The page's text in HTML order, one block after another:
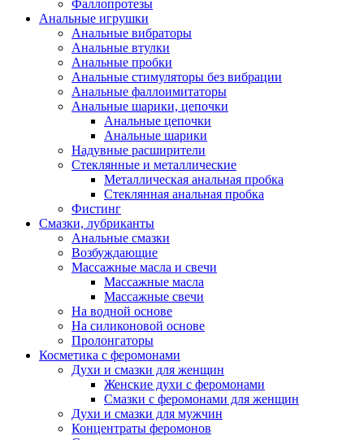
Фаллопротезы
Анальные игрушки
Анальные вибраторы
Анальные втулки
Анальные пробки
Анальные стимуляторы без вибрации
Анальные фаллоимитаторы
Анальные шарики, цепочки
Анальные цепочки
Анальные шарики
Надувные расширители
Стеклянные и металлические
Металлическая анальная пробка
Стеклянная анальная пробка
Фистинг
Смазки, лубриканты
Анальные смазки
Возбуждающие
Массажные масла и свечи
Массажные масла
Массажные свечи
На водной основе
На силиконовой основе
Пролонгаторы
Косметика с феромонами
Духи и смазки для женщин
Женские духи с феромонами
Смазки с феромонами для женщин
Духи и смазки для мужчин
Концентраты феромонов